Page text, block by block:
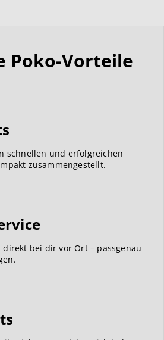
Poko-Vorteile
schnellen und erfolgreichen
zusammengestellt.
bei dir vor Ort – passgenau